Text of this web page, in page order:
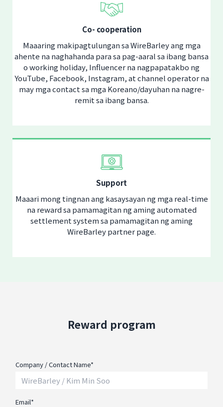
Co- cooperation
Maaaring makipagtulungan sa WireBarley ang mga
ahente na naghahanda para sa pag-aaral sa ibang bansa
o working holiday, Influencer na nagpapatakbo ng
YouTube, Facebook, Instagram, at channel operator na
may mga contact sa mga Koreano/dayuhan na nagre-
remit sa ibang bansa.
Support
Maaari mong tingnan ang kasaysayan ng mga real-time
na reward sa pamamagitan ng aming automated
settlement system sa pamamagitan ng aming
WireBarley partner page.
Reward program
Company / Contact Name*
Email*